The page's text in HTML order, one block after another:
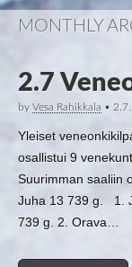
MONTHLY
2.7
by Vesa Rahikkala •
Yleiset
osallistui 9
Suurimman saaliin
Juha 13 739 g.
739 g. 2. Orava…